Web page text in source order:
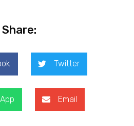
Share:
Twitter
Email